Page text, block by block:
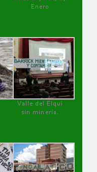
Enero
Valle del Elqui
sin minería.